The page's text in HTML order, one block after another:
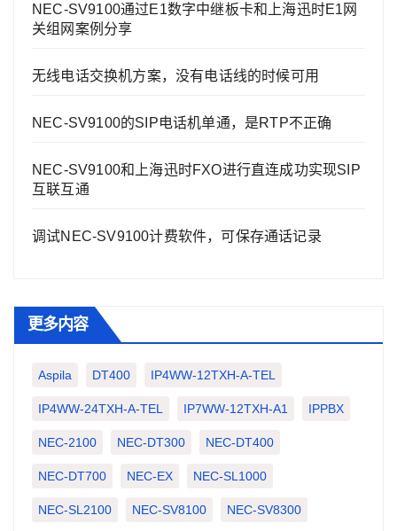
NEC-SV9100通过E1数字中继板卡和上海迅时E1网
关组网案例分享
无线电话交换机方案，没有电话线的时候可用
NEC-SV9100的SIP电话机单通，是RTP不正确
NEC-SV9100和上海迅时FXO进行直连成功实现SIP
互联互通
调试NEC-SV9100计费软件，可保存通话记录
更多内容
Aspila DT400 IP4WW-12TXH-A-TEL
IP4WW-24TXH-A-TEL IP7WW-12TXH-A1 IPPBX
NEC-2100 NEC-DT300 NEC-DT400
NEC-DT700 NEC-EX NEC-SL1000
NEC-SL2100 NEC-SV8100 NEC-SV8300